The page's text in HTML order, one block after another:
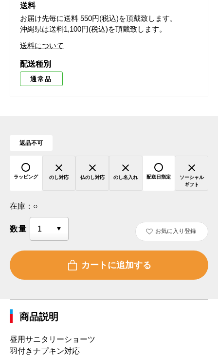
送料
お届け先毎に送料 550円(税込)を頂戴致します。
沖縄県は送料1,100円(税込)を頂戴致します。
送料について
配送種別
通常品
返品不可
ラッピング のし対応 仏のし対応 のし名入れ 配送日指定
ソーシャル
ギフト
在庫： ○
数量 お気に入り登録
商品説明
昼用サニタリーショーツ
羽付きナプキン対応